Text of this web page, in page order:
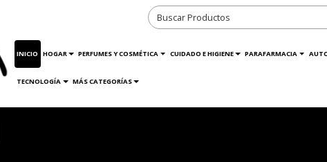
INICIO HOGAR PERFUMES Y COSMÉTICA CUIDADO E HIGIENE PARAFARMACIA
TECNOLOGÍA MÁS CATEGORÍAS